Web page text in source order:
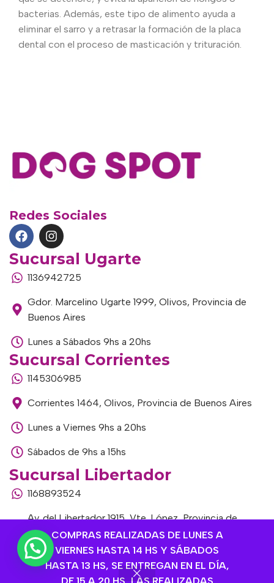
COMPRAS REALIZADAS DE LUNES A
VIERNES HASTA 14 HS Y SÁBADOS
HASTA 13 HS, SE ENTREGAN EN EL DÍA,
bacterias. Además, este tipo de alimento ayuda a
eliminar el sarro y a retrasar la formación de la placa
dental con el proceso de masticación y trituración.
Redes Sociales
Sucursal Ugarte
1136942725
Gdor. Marcelino Ugarte 1999, Olivos, Provincia de
Buenos Aires
Lunes a Sábados 9hs a 20hs
Sucursal Corrientes
1145306985
Corrientes 1464, Olivos, Provincia de Buenos Aires
Lunes a Viernes 9hs a 20hs
Sábados de 9hs a 15hs
Sucursal Libertador
1168893524
Av. del Libertador 1915, Vte. López, Provincia de
Buenos Aires
Lunes a Viernes de 9hs a 13hs / 16hs a 20hs